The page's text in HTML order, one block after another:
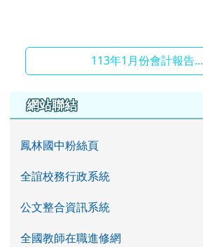
113年1月份會計報告...
左邊區域內容
網站聯結
鳳林國中粉絲頁
全誼校務行政系統
公文整合資訊系統
全國教師在職進修網